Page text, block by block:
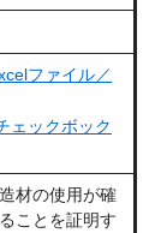
ファイル／
ェックボック
材の使用が確
ことを証明す